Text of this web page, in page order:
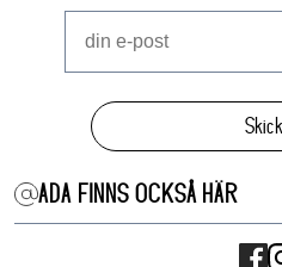
ADA FINNS OCKSÅ HÄR